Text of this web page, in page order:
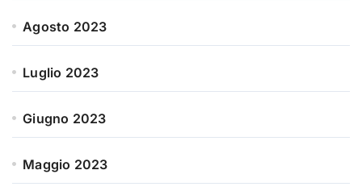
Agosto 2023
Luglio 2023
Giugno 2023
Maggio 2023